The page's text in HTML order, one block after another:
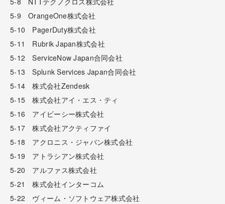
5-9 OrangeOne株式会社
5-10 PagerDuty株式会社
5-11 Rubrik Japan株式会社
5-12 ServiceNow Japan合同会社
5-13 Splunk Services Japan合同会社
5-14 株式会社Zendesk
5-15 株式会社アイ・エス・ティ
5-16 アイビーシー株式会社
5-17 株式会社アクティファイ
5-18 アクロニス・ジャパン株式会社
5-19 アトラシアン株式会社
5-20 アルファス株式会社
5-21 株式会社インターコム
5-22 ヴィーム・ソフトウェア株式会社